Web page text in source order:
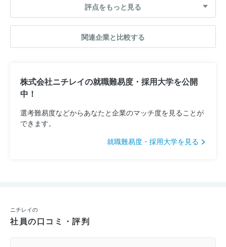
評点をもっと見る
関連企業と比較する
株式会社ニチレイの就職難易度・採用大学を公開
中！
選考難易度などからあなたと企業のマッチ度を見ることが
できます。
就職難易度・採用大学を見る
ニチレイの
社員の口コミ・評判